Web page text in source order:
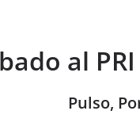
al
Pulso,